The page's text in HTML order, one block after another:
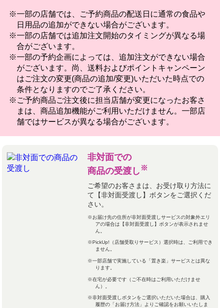
一部の店舗では、ご予約商品の配送日に通常の食品や
日用品の追加ができない場合がございます。
一部の店舗では追加注文開始のタイミングが異なる場
合がございます。
一部の予約企画によっては、追加注文ができない場合
がございます。尚、送料およびポイントキャンペーン
はご注文の変更(商品の追加/変更)いただいた時点での
条件となりますのでご了承ください。
ご予約商品ご注文後に担当店舗が変更になったお客さ
まは、商品追加機能がご利用いただけません。一部店
舗ではサービスが異なる場合がございます。
非対面での
商品の受渡し ※
ご希望のお客さまは、お受け取り方法に
て【非対面受渡し】ボタンをご選択くだ
さい。
お届け先の住所が非対面受渡しサービスの対象外エリ
アの場合は【非対面受渡し】ボタンが表示されませ
ん。
PickUp!（店舗受取りサービス）選択時は、ご利用でき
ません。
一部店舗で実施している「置き楽」サービスとは異な
ります。
在宅が必要です（ご不在時はご利用いただけませ
ん）。
非対面受渡しボタンをご選択いただいた場合は、購入
履歴の「お届け方法」よりご確認をお願いいたしま